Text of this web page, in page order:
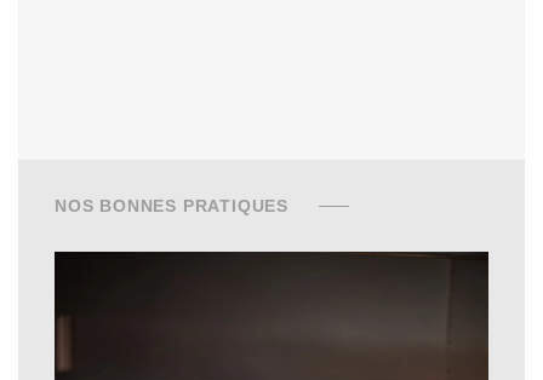
NOS BONNES PRATIQUES